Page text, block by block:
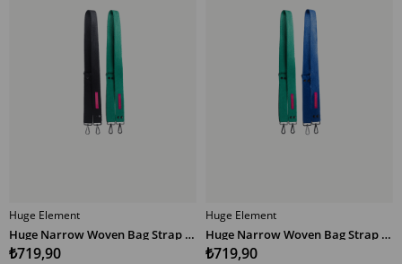
SEPETE EKLE
Huge Element
Huge Narrow Woven Bag Strap Multicolor SY
₺719,90
SEPETE EKLE
Huge Element
Huge Narrow Woven Bag Strap Multicolor YM
₺719,90